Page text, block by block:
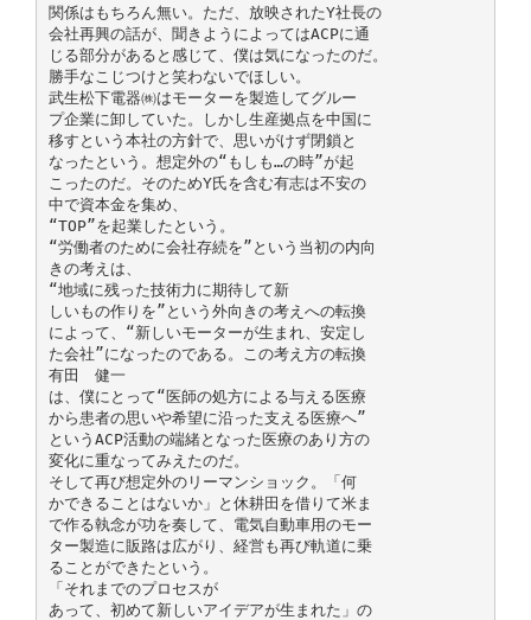
関係はもちろん無い。ただ、放映されたY社長の
会社再興の話が、聞きようによってはACPに通
じる部分があると感じて、僕は気になったのだ。
勝手なこじつけと笑わないでほしい。
武生松下電器㈱はモーターを製造してグルー
プ企業に卸していた。しかし生産拠点を中国に
移すという本社の方針で、思いがけず閉鎖と
なったという。想定外の“もしも…の時”が起
こったのだ。そのためY氏を含む有志は不安の
中で資本金を集め、
“TOP”を起業したという。
“労働者のために会社存続を”という当初の内向
きの考えは、
“地域に残った技術力に期待して新
しいもの作りを”という外向きの考えへの転換
によって、“新しいモーターが生まれ、安定し
た会社”になったのである。この考え方の転換
有田 健一
は、僕にとって“医師の処方による与える医療
から患者の思いや希望に沿った支える医療へ”
というACP活動の端緒となった医療のあり方の
変化に重なってみえたのだ。
そして再び想定外のリーマンショック。「何
かできることはないか」と休耕田を借りて米ま
で作る執念が功を奏して、電気自動車用のモー
ター製造に販路は広がり、経営も再び軌道に乗
ることができたという。
「それまでのプロセスが
あって、初めて新しいアイデアが生まれた」の